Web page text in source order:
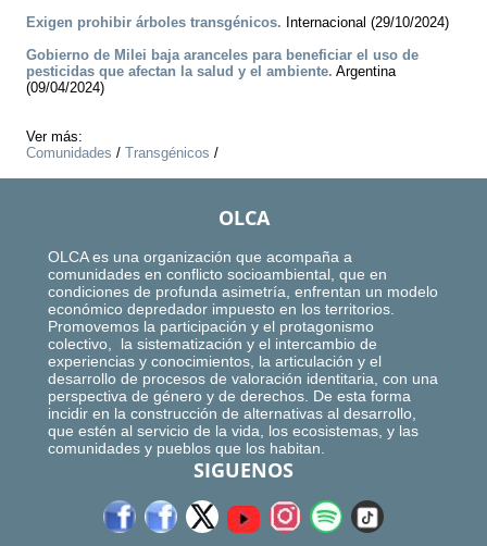
Exigen prohibir árboles transgénicos. Internacional (29/10/2024)
Gobierno de Milei baja aranceles para beneficiar el uso de
pesticidas que afectan la salud y el ambiente. Argentina
(09/04/2024)
Ver más:
Comunidades / Transgénicos /
OLCA
OLCA es una organización que acompaña a
comunidades en conflicto socioambiental, que en
condiciones de profunda asimetría, enfrentan un modelo
económico depredador impuesto en los territorios.
Promovemos la participación y el protagonismo
colectivo, la sistematización y el intercambio de
experiencias y conocimientos, la articulación y el
desarrollo de procesos de valoración identitaria, con una
perspectiva de género y de derechos. De esta forma
incidir en la construcción de alternativas al desarrollo,
que estén al servicio de la vida, los ecosistemas, y las
comunidades y pueblos que los habitan.
SIGUENOS